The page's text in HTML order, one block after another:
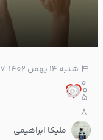
شنبه ۱۴ بهمن ۱۴۰۲ 7 دقیقه مطالعه
0
0
1
0
5
8
ملیکا ابراهیمی